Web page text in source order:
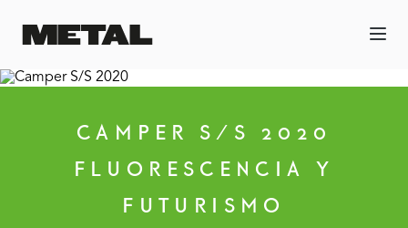
CAMPER S/S 2020
FLUORESCENCIA Y
FUTURISMO